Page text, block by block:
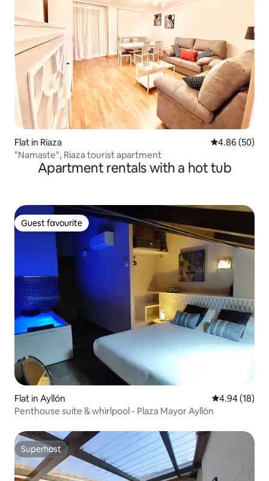
Flat in Riaza 4.86 out of 5
4.86 (50)
"Namaste", Riaza tourist apartment
Apartment rentals with a hot tub
Guest favourite
Guest favourite
Flat in Ayllón 4.94 out of 5
4.94 (18)
Penthouse suite & whirlpool - Plaza Mayor Ayllón
Superhost
Superhost